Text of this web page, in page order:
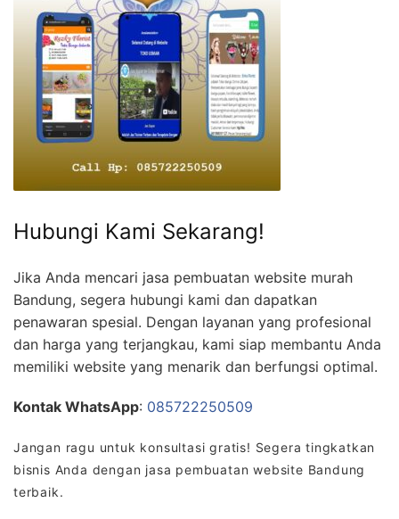
Hubungi Kami Sekarang!
Jika Anda mencari jasa pembuatan website murah
Bandung, segera hubungi kami dan dapatkan
penawaran spesial. Dengan layanan yang profesional
dan harga yang terjangkau, kami siap membantu Anda
memiliki website yang menarik dan berfungsi optimal.
Kontak WhatsApp: 085722250509
Jangan ragu untuk konsultasi gratis! Segera tingkatkan
bisnis Anda dengan jasa pembuatan website Bandung
terbaik.